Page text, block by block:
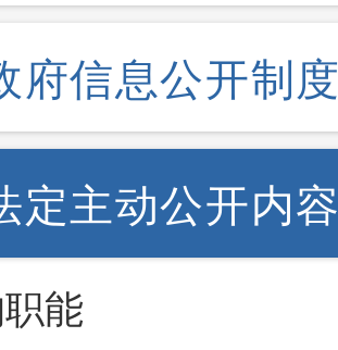
府信息公开制
定主动公开内
能